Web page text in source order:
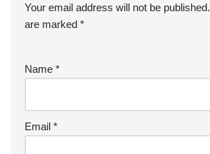
Your email address will not be published.
are marked *
Name *
Email *